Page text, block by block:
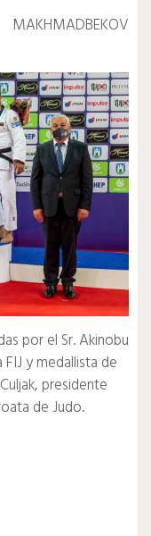
por el Sr. Akinobu
y medallista de
presidente
de Judo.